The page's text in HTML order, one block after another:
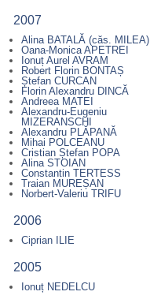
2007
Alina BATALĂ (căs. MILEA)
Oana-Monica APETREI
Ionuț Aurel AVRAM
Robert Florin BONTAȘ
Ștefan CURCAN
Florin Alexandru DINCĂ
Andreea MATEI
Alexandru-Eugeniu
MIZERANSCHI
Alexandru PLĂPANĂ
Mihai POLCEANU
Cristian Ștefan POPA
Alina STOIAN
Constantin TERTESS
Traian MUREȘAN
Norbert-Valeriu TRIFU
2006
Ciprian ILIE
2005
Ionuț NEDELCU